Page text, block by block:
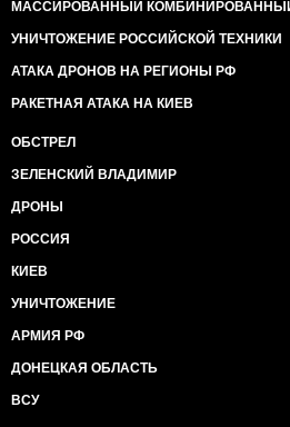
МАССИРОВАННЫЙ
УНИЧТОЖЕНИЕ РОССИЙСКОЙ ТЕХНИКИ
АТАКА ДРОНОВ НА РЕГИОНЫ РФ
РАКЕТНАЯ АТАКА НА КИЕВ
ОБСТРЕЛ
ЗЕЛЕНСКИЙ ВЛАДИМИР
ДРОНЫ
РОССИЯ
КИЕВ
УНИЧТОЖЕНИЕ
АРМИЯ РФ
ДОНЕЦКАЯ ОБЛАСТЬ
ВСУ